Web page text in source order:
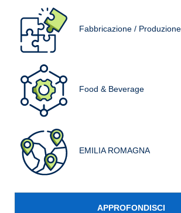
Fabbricazione / Produzione
Food & Beverage
EMILIA ROMAGNA
APPROFONDISCI